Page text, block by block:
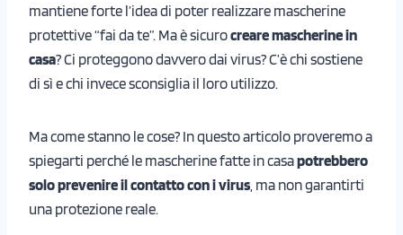
mantiene forte l’idea di poter realizzare mascherine
protettive “fai da te”. Ma è sicurocreare mascherine in
casa? Ci proteggono davvero dai virus? C’è chi sostiene
di sì e chi invece sconsiglia il loro utilizzo.
Ma come stanno le cose? In questo articolo proveremo a
spiegarti perché le mascherine fatte in casapotrebbero
solo prevenire il contatto con i virus , ma non garantirti
una protezione reale.